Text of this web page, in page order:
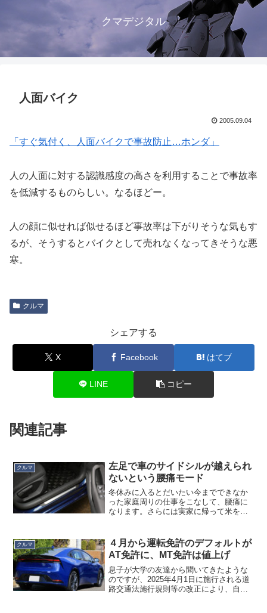
クマデジタル
人面バイク
2005.09.04
「すぐ気付く、人面バイクで事故防止…ホンダ」
人の人面に対する認識感度の高さを利用することで事故率
を低減するものらしい。なるほどー。
人の顔に似せれば似せるほど事故率は下がりそうな気もす
るが、そうするとバイクとして売れなくなってきそうな悪
寒。
クルマ
シェアする
X Facebook はてブ
LINE コピー
関連記事
クルマ
左足で車のサイドシルが越えられ
ないという腰痛モード
冬休みに入るとだいたい今までできなか
った家庭周りの仕事をこなして、腰痛に
なります。さらには実家に帰って米を回
れず腰痛になったのですが、ちょっと今
までとモードが違い、左足...
クルマ
４月から運転免許のデフォルトが
AT免許に、MT免許は値上げ
息子が大学の友達から聞いてきたような
のですが、2025年4月1日に施行される道
路交通法施行規則等の改正により、自動